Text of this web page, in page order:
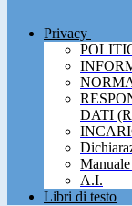
Privacy
DATI
A.I.
Libri di testo